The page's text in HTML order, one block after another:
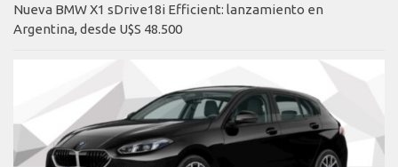
Nueva BMW X1 sDrive18i Efficient: lanzamiento en
Argentina, desde U$S 48.500